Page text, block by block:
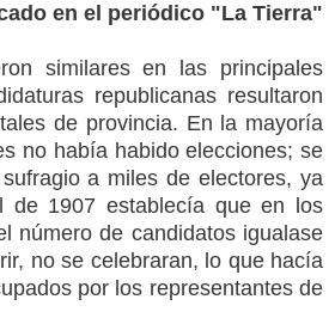
en el periódico "La Tierra"
similares en las principales
republicanas resultaron
de provincia. En la mayoría
no había habido elecciones; se
a miles de electores, ya
de 1907 establecía que en los
número de candidatos igualase
no se celebraran, lo que hacía
por los representantes de